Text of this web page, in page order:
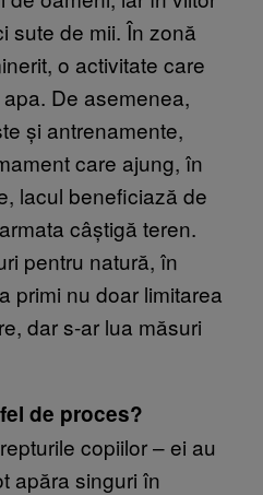
sute de mii. În zonă
o activitate care
De asemenea,
și antrenamente,
care ajung, în
lacul beneficiază de
câștigă teren.
pentru natură, în
primi nu doar limitarea
dar s-ar lua măsuri
de proces?
copiilor – ei au
apăra singuri în